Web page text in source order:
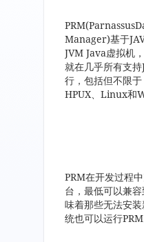
Manager)基于
JVM Java虚拟机
就在几乎所有支
行，包括但不限于
HPUX、Linux和
PRM在开发过程
台，最低可以兼
味着那些无法安装
统也可以运行PRM